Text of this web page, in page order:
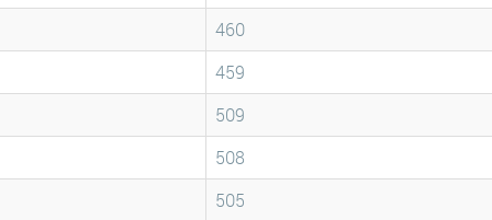
460
459
509
508
505